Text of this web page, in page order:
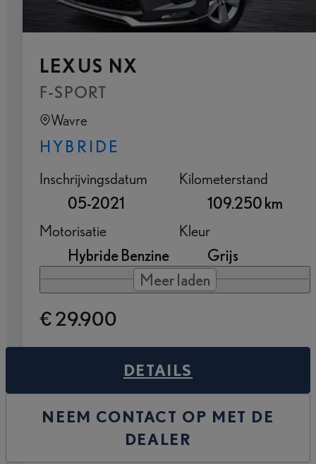
LEXUS NX
F-SPORT
Wavre
HYBRIDE
Inschrijvingsdatum
05-2021
Kilometerstand
109.250 km
Motorisatie
Hybride Benzine
Kleur
Grijs
Meer laden
€ 29.900
DETAILS
NEEM CONTACT OP MET DE
DEALER